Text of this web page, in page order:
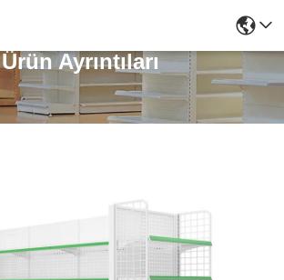
Ürün Ayrıntıları